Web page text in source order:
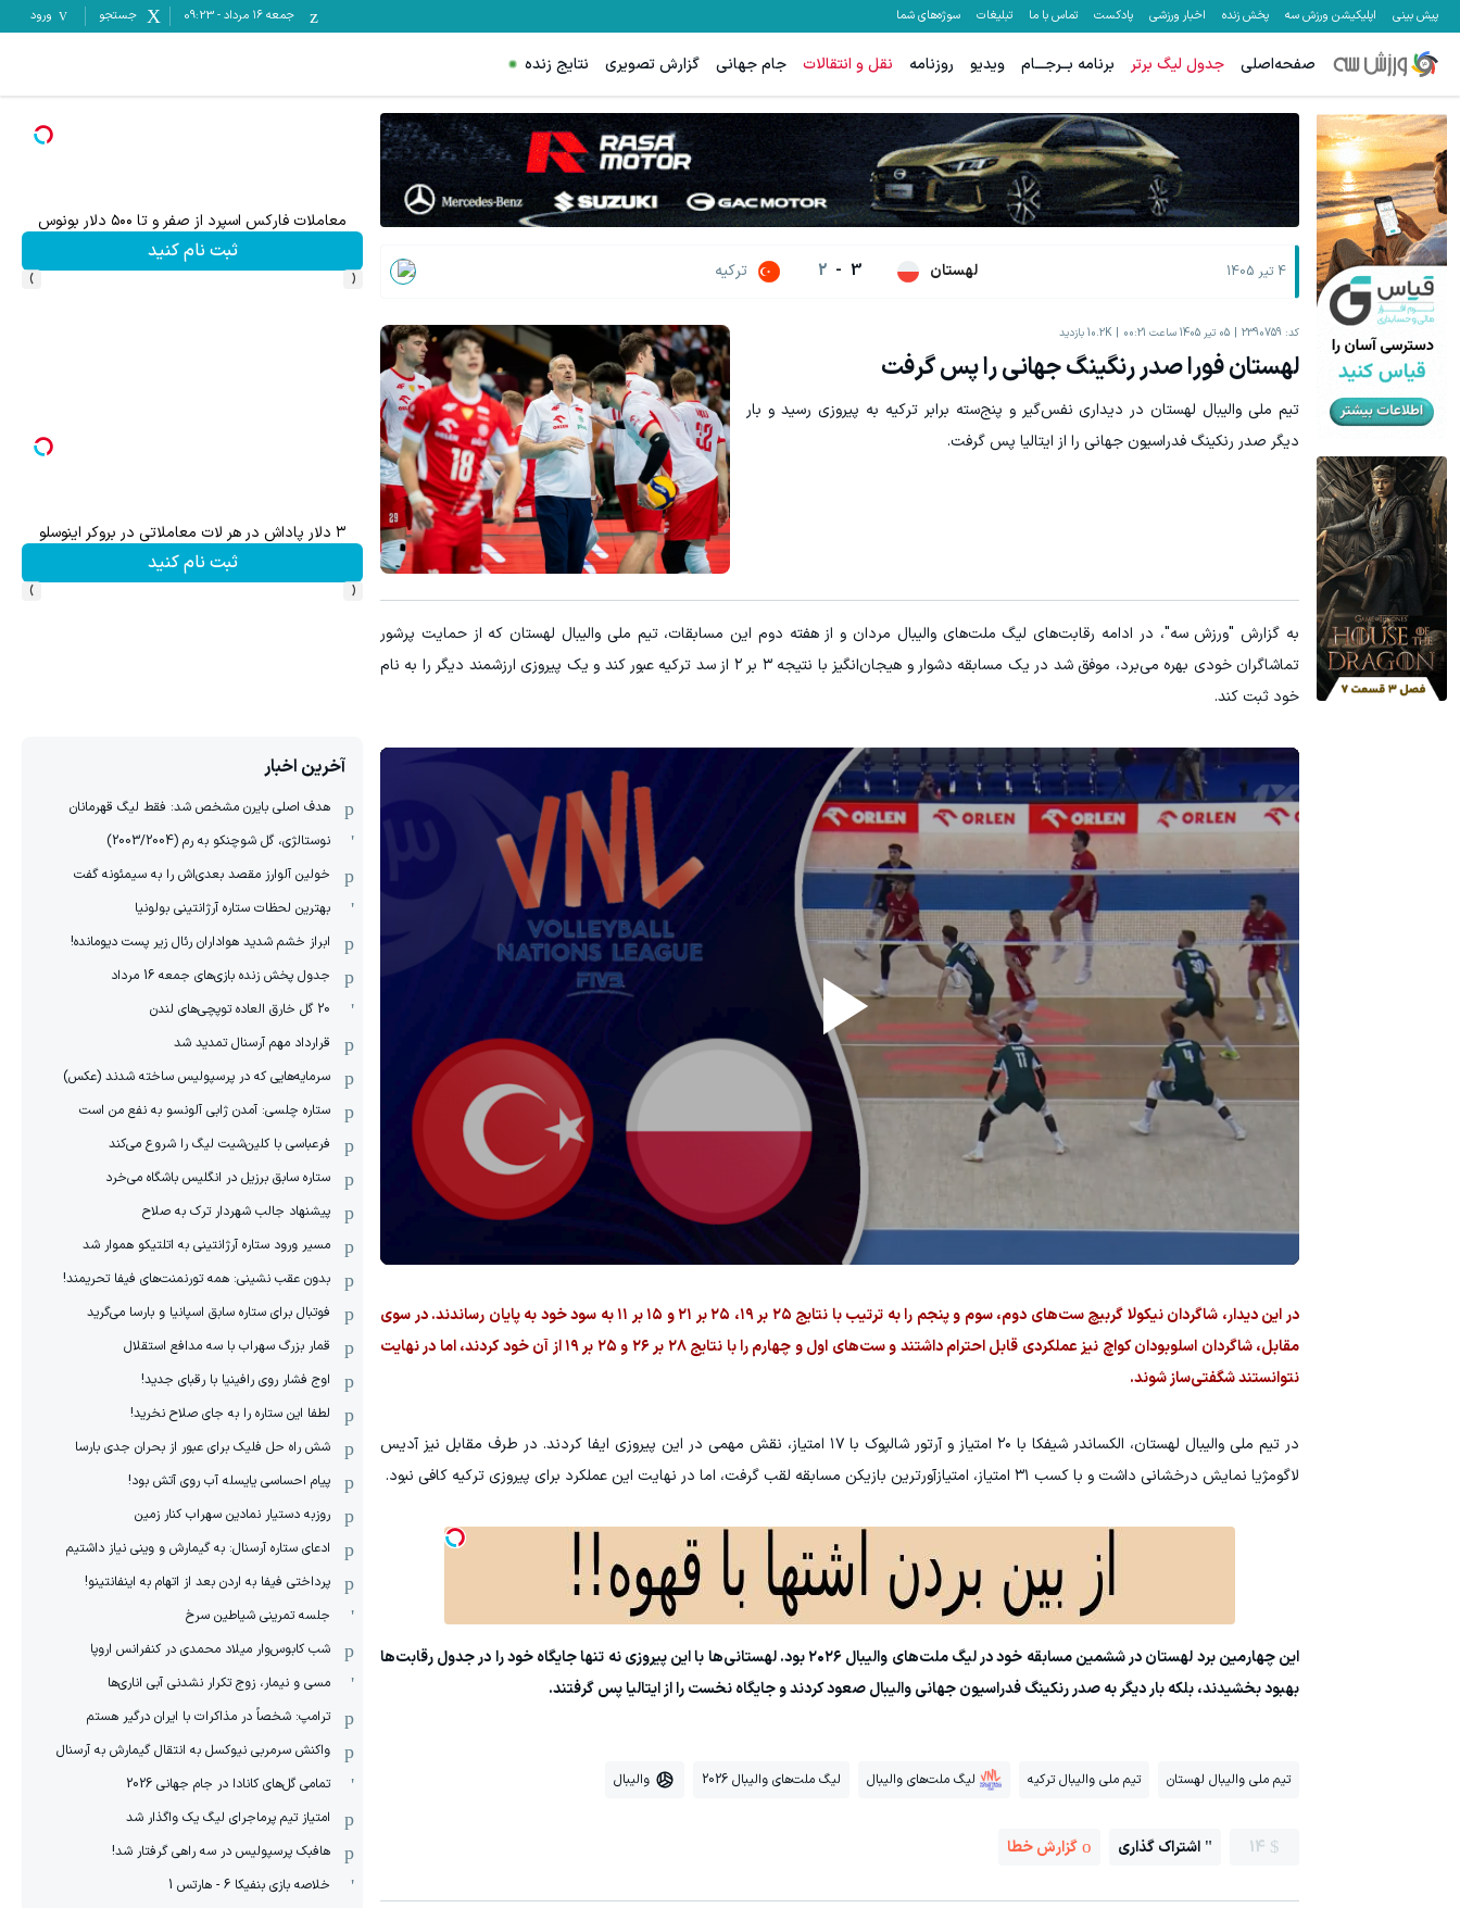
پیش بینی اپلیکیشن ورزش سه پخش زنده اخبار ورزشی پادکست تماس با ما تبلیغات سوژه‌های شما جمعه ۱۶ مرداد -
09:23 جستجو ورود
صفحه‌اصلی جدول لیگ برتر برنامه بــرجـــام ویدیو روزنامه نقل و انتقالات جام جهانی گزارش تصویری نتایج زنده
4 تیر 1405 لهستان 3
-
2 ترکیه
کد: 2390759 05 تیر 1405 ساعت 00:21 10.2K بازدید
لهستان فورا صدر رنگینگ جهانی را پس گرفت
تیم ملی والیبال لهستان در دیداری نفس‌گیر و پنج‌سته برابر ترکیه به پیروزی رسید و بار
دیگر صدر رنکینگ فدراسیون جهانی را از ایتالیا پس گرفت.
به گزارش "ورزش سه"، در ادامه رقابت‌های لیگ ملت‌های والیبال مردان و از هفته دوم این مسابقات، تیم ملی والیبال لهستان که از حمایت پرشور
تماشاگران خودی بهره می‌برد، موفق شد در یک مسابقه دشوار و هیجان‌انگیز با نتیجه ۳ بر ۲ از سد ترکیه عبور کند و یک پیروزی ارزشمند دیگر را به نام
خود ثبت کند.
در این دیدار، شاگردان نیکولا گربیچ ست‌های دوم، سوم و پنجم را به ترتیب با نتایج ۲۵ بر ۱۹، ۲۵ بر ۲۱ و ۱۵ بر ۱۱ به سود خود به پایان رساندند. در سوی
مقابل، شاگردان اسلوبودان کواچ نیز عملکردی قابل احترام داشتند و ست‌های اول و چهارم را با نتایج ۲۸ بر ۲۶ و ۲۵ بر ۱۹ از آن خود کردند، اما در نهایت
نتوانستند شگفتی‌ساز شوند.
در تیم ملی والیبال لهستان، الکساندر شیفکا با ۲۰ امتیاز و آرتور شالپوک با ۱۷ امتیاز، نقش مهمی در این پیروزی ایفا کردند. در طرف مقابل نیز آدیس
لاگومژیا نمایش درخشانی داشت و با کسب ۳۱ امتیاز، امتیازآورترین بازیکن مسابقه لقب گرفت، اما در نهایت این عملکرد برای پیروزی ترکیه کافی نبود.
این چهارمین برد لهستان در ششمین مسابقه خود در لیگ ملت‌های والیبال ۲۰۲۶ بود. لهستانی‌ها با این پیروزی نه تنها جایگاه خود را در جدول رقابت‌ها
بهبود بخشیدند، بلکه بار دیگر به صدر رنکینگ فدراسیون جهانی والیبال صعود کردند و جایگاه نخست را از ایتالیا پس گرفتند.
تیم ملی والیبال لهستان تیم ملی والیبال ترکیه لیگ ملت‌های والیبال لیگ ملت‌های والیبال 2026 والیبال
14 اشتراک گذاری گزارش خطا
معاملات فارکس اسپرد از صفر و تا ۵۰۰ دلار بونوس
ثبت نام کنید
‹
›
۳ دلار پاداش در هر لات معاملاتی در بروکر اینوسلو
ثبت نام کنید
‹
›
آخرین اخبار
هدف اصلی بایرن مشخص شد: فقط لیگ قهرمانان
نوستالژی، گل شوچنکو به رم (2003/2004)
خولین آلوارز مقصد بعدی‌اش را به سیمئونه گفت
بهترین لحظات ستاره آرژانتینی بولونیا
ابراز خشم شدید هواداران رئال زیر پست دیومانده!
جدول پخش زنده بازی‌های جمعه 16 مرداد
20 گل خارق العاده توپچی‌های لندن
قرارداد مهم آرسنال تمدید شد
سرمایه‌هایی که در پرسپولیس ساخته شدند (عکس)
ستاره چلسی: آمدن ژابی آلونسو به نفع من است
فرعباسی با کلین‌شیت لیگ را شروع می‌کند
ستاره سابق برزیل در انگلیس باشگاه می‌خرد
پیشنهاد جالب شهردار ترک به صلاح
مسیر ورود ستاره آرژانتینی به اتلتیکو هموار شد
بدون عقب نشینی: همه تورنمنت‌های فیفا تحریمند!
فوتبال برای ستاره سابق اسپانیا و بارسا می‌گرید
قمار بزرگ سهراب با سه مدافع استقلال
اوج فشار روی رافینیا با رقبای جدید!
لطفا این ستاره را به جای صلاح نخرید!
شش راه حل فلیک برای عبور از بحران جدی بارسا
پیام احساسی یایسله آب روی آتش بود!
روزبه دستیار نمادین سهراب کنار زمین
ادعای ستاره آرسنال: به گیمارش و وینی نیاز داشتیم
پرداختی فیفا به اردن بعد از اتهام به اینفانتینو!
جلسه تمرینی شیاطین سرخ
شب کابوس‌وار میلاد محمدی در کنفرانس اروپا
مسی و نیمار، زوج تکرار نشدنی آبی اناری‌ها
ترامپ: شخصاً در مذاکرات با ایران درگیر هستم
واکنش سرمربی نیوکسل به انتقال گیمارش به آرسنال
تمامی گل‌های کانادا در جام جهانی 2026
امتیاز تیم پرماجرای لیگ یک واگذار شد
هافبک پرسپولیس در سه راهی گرفتار شد!
خلاصه بازی بنفیکا 6 - هارتس 1